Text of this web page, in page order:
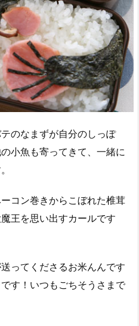
のなまずが自分のしっぽ
小魚も寄ってきて、一緒に
コン巻きからこぼれた椎茸
王を思い出すカールです
ってくださるお米んんです
す！いつもごちそうさまで